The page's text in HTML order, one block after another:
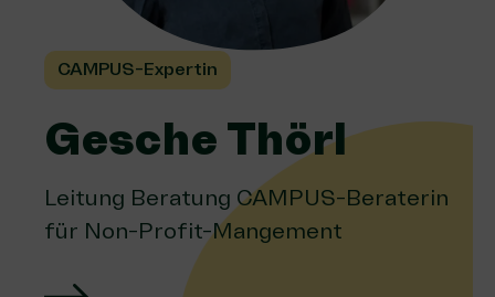
CAMPUS-Expertin
Gesche Thörl
Leitung Beratung CAMPUS-Beraterin
für Non-Profit-Mangement